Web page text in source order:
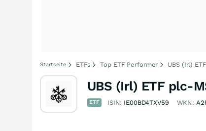
Startseite ETFs Top ETF Performer UBS (Irl)
UBS (Irl) ETF plc-
ETF ISIN: IE00BD4TXV59 WKN: